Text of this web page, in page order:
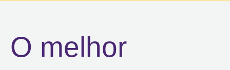
O melhor